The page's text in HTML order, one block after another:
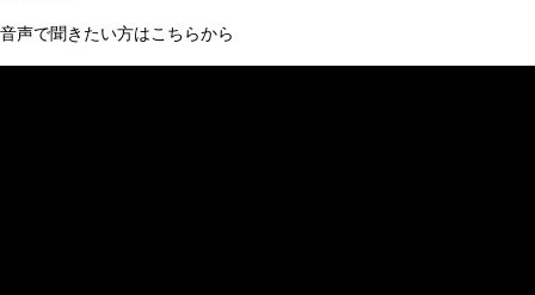
音声で聞きたい方はこちらから